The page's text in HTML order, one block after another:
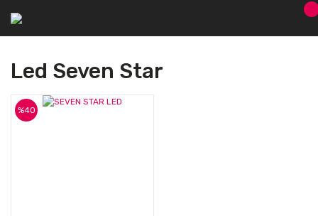
Led Seven Star
%40